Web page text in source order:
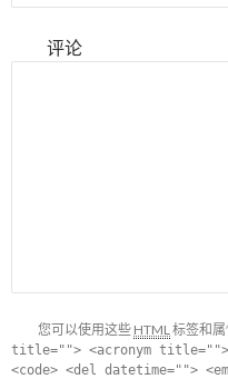
评论
您可以使用这些 HTML标签和属
title=""> <acronym
<code> <del datetime="">